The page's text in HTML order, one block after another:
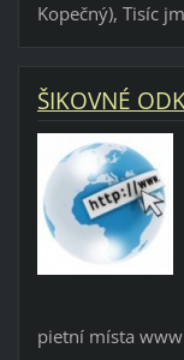
Kopečný), Tisíc
ŠIKOVNÉ
pietní místa